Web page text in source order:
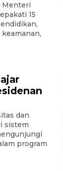
Menteri
15
dan
sistem
program